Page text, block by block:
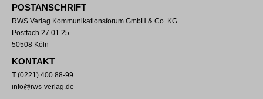
POSTANSCHRIFT
RWS Verlag Kommunikationsforum GmbH & Co. KG
Postfach 27 01 25
50508 Köln
KONTAKT
T(0221) 400 88-99
info@rws-verlag.de